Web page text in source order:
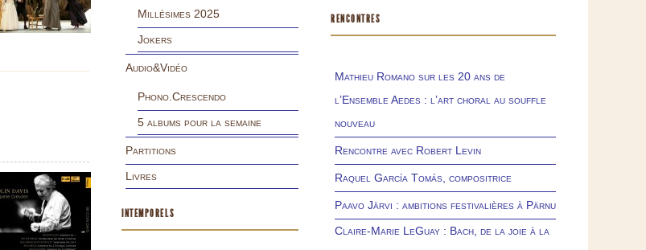
Millésimes 2025
Jokers
Audio&Vidéo
Phono.Crescendo
5 albums pour la semaine
Partitions
Livres
INTEMPORELS
RENCONTRES
Mathieu Romano sur les 20 ans de
l’Ensemble Aedes : l’art choral au souffle
nouveau
Rencontre avec Robert Levin
Raquel García Tomás, compositrice
Paavo Järvi : ambitions festivalières à Pärnu
Claire-Marie LeGuay : Bach, de la joie à la